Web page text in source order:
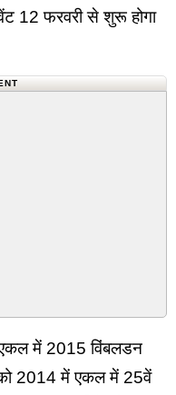
12 फरवरी से शुरू होगा
में 2015 विंबलडन
को 2014 में एकल में 25वें